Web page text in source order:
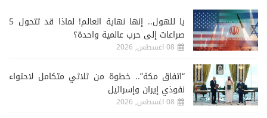
يا للهول.. إنها نهاية العالم! لماذا قد تتحول 5
صراعات إلى حرب عالمية واحدة؟
08 اغسطس, 2026
“اتفاق مكة”.. خطوة من ثلاثي متكامل لاحتواء
نفوذي إيران وإسرائيل
08 اغسطس, 2026